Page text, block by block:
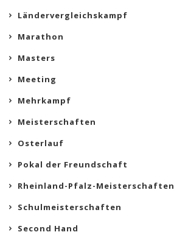
Ländervergleichskampf
Marathon
Masters
Meeting
Mehrkampf
Meisterschaften
Osterlauf
Pokal der Freundschaft
Rheinland-Pfalz-Meisterschaften
Schulmeisterschaften
Second Hand